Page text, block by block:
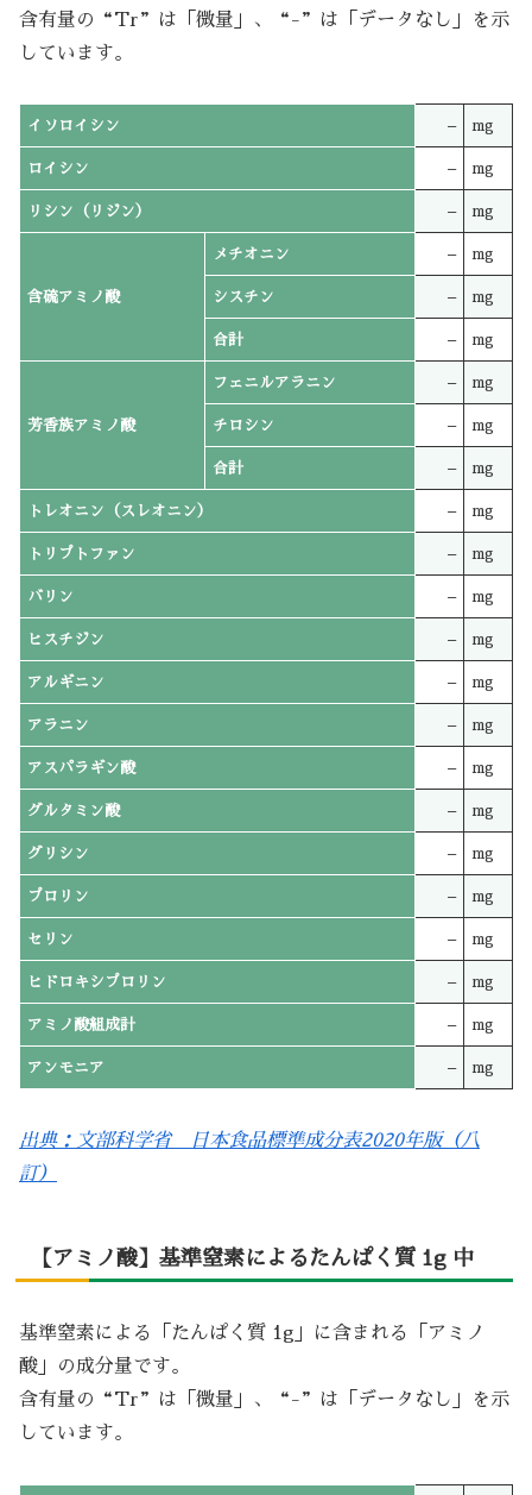
含有量の“Tr”は「微量」、“-”は「データなし」を示
しています。
イソロイシン – mg
ロイシン – mg
リシン（リジン） – mg
含硫アミノ酸
メチオニン – mg
シスチン – mg
合計 – mg
芳香族アミノ酸
フェニルアラニン – mg
チロシン – mg
合計 – mg
トレオニン（スレオニン） – mg
トリプトファン – mg
バリン – mg
ヒスチジン – mg
アルギニン – mg
アラニン – mg
アスパラギン酸 – mg
グルタミン酸 – mg
グリシン – mg
プロリン – mg
セリン – mg
ヒドロキシプロリン – mg
アミノ酸組成計 – mg
アンモニア – mg
出典：文部科学省 日本食品標準成分表2020年版（八
訂）
【アミノ酸】基準窒素によるたんぱく質 1g 中
基準窒素による「たんぱく質 1g」に含まれる「アミノ
酸」の成分量です。
含有量の“Tr”は「微量」、“-”は「データなし」を示
しています。